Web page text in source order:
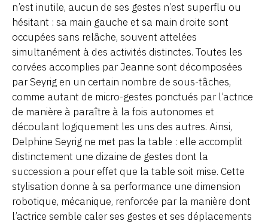
n’est inutile, aucun de ses gestes n’est superflu ou
hésitant : sa main gauche et sa main droite sont
occupées sans relâche, souvent attelées
simultanément à des activités distinctes. Toutes les
corvées accomplies par Jeanne sont décomposées
par Seyrig en un certain nombre de sous-tâches,
comme autant de micro-gestes ponctués par l’actrice
de manière à paraître à la fois autonomes et
découlant logiquement les uns des autres. Ainsi,
Delphine Seyrig ne met pas la table : elle accomplit
distinctement une dizaine de gestes dont la
succession a pour effet que la table soit mise. Cette
stylisation donne à sa performance une dimension
robotique, mécanique, renforcée par la manière dont
l’actrice semble caler ses gestes et ses déplacements